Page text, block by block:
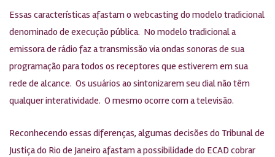
Essas características afastam o webcasting do modelo tradicional
denominado de execução pública. No modelo tradicional a
emissora de rádio faz a transmissão via ondas sonoras de sua
programação para todos os receptores que estiverem em sua
rede de alcance. Os usuários ao sintonizarem seu dial não têm
qualquer interatividade. O mesmo ocorre com a televisão.
Reconhecendo essas diferenças, algumas decisões do Tribunal de
Justiça do Rio de Janeiro afastam a possibilidade do ECAD cobrar